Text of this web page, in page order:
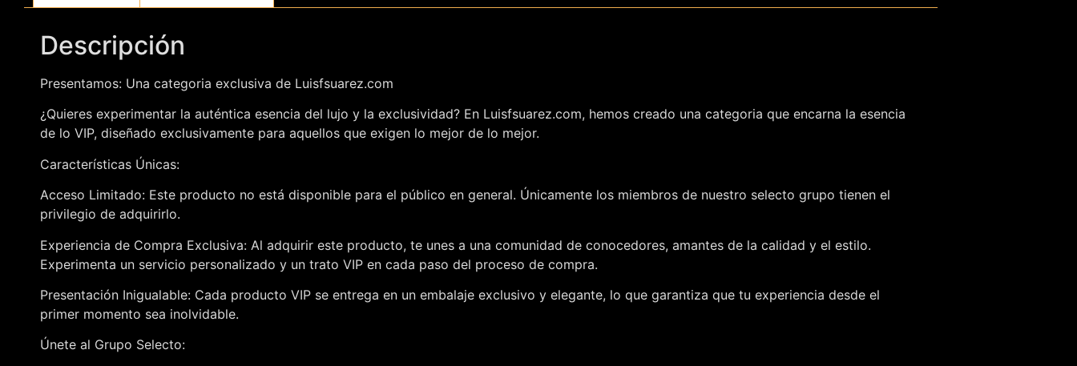
Descripción
Presentamos: Una categoria exclusiva de Luisfsuarez.com
¿Quieres experimentar la auténtica esencia del lujo y la exclusividad? En Luisfsuarez.com, hemos creado una categoria que encarna la esencia
de lo VIP, diseñado exclusivamente para aquellos que exigen lo mejor de lo mejor.
Características Únicas:
Acceso Limitado: Este producto no está disponible para el público en general. Únicamente los miembros de nuestro selecto grupo tienen el
privilegio de adquirirlo.
Experiencia de Compra Exclusiva: Al adquirir este producto, te unes a una comunidad de conocedores, amantes de la calidad y el estilo.
Experimenta un servicio personalizado y un trato VIP en cada paso del proceso de compra.
Presentación Inigualable: Cada producto VIP se entrega en un embalaje exclusivo y elegante, lo que garantiza que tu experiencia desde el
primer momento sea inolvidable.
Únete al Grupo Selecto: